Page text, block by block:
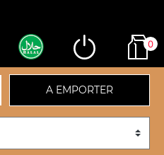
0
A EMPORTER